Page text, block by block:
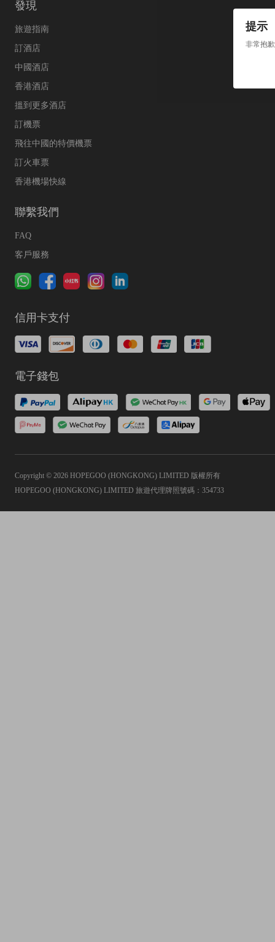
提示
非常抱
發現
旅遊指南
訂酒店
中國酒店
香港酒店
搵到更多酒店
訂機票
飛往中國的特價機票
訂火車票
香港機場快線
聯繫我們
FAQ
客戶服務
信用卡支付
電子錢包
Copyright © 2026 HOPEGOO (HONGKONG) LIMITED 版權所有
HOPEGOO (HONGKONG) LIMITED 旅遊代理牌照號碼：354733